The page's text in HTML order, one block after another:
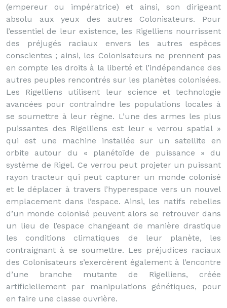
(empereur ou impératrice) et ainsi, son dirigeant
absolu aux yeux des autres Colonisateurs. Pour
l’essentiel de leur existence, les Rigelliens nourrissent
des préjugés raciaux envers les autres espèces
conscientes ; ainsi, les Colonisateurs ne prennent pas
en compte les droits à la liberté et l’indépendance des
autres peuples rencontrés sur les planètes colonisées.
Les Rigelliens utilisent leur science et technologie
avancées pour contraindre les populations locales à
se soumettre à leur règne. L’une des armes les plus
puissantes des Rigelliens est leur « verrou spatial »
qui est une machine installée sur un satellite en
orbite autour du « planétoïde de puissance » du
système de Rigel. Ce verrou peut projeter un puissant
rayon tracteur qui peut capturer un monde colonisé
et le déplacer à travers l’hyperespace vers un nouvel
emplacement dans l’espace. Ainsi, les natifs rebelles
d’un monde colonisé peuvent alors se retrouver dans
un lieu de l’espace changeant de manière drastique
les conditions climatiques de leur planète, les
contraignant à se soumettre. Les préjudices raciaux
des Colonisateurs s’exercèrent également à l’encontre
d’une branche mutante de Rigelliens, créée
artificiellement par manipulations génétiques, pour
en faire une classe ouvrière.